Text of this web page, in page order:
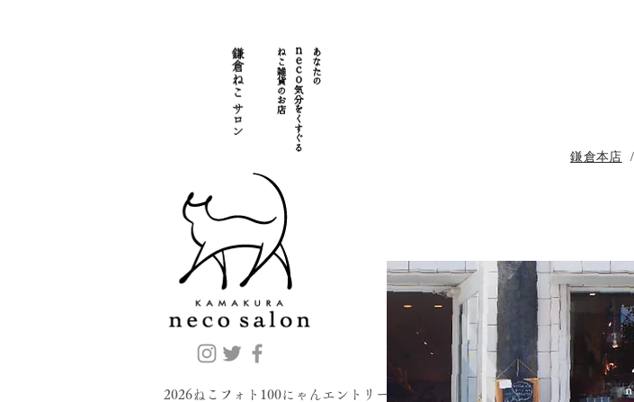
鎌倉本店
2026ねこフォト100にゃんエントリー